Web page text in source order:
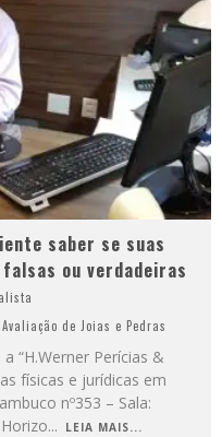
saber se suas
ou verdadeiras
de Joias e Pedras
“H.Werner Perícias &
físicas e jurídicas em
nº353 – Sala:
... LEIA MAIS...